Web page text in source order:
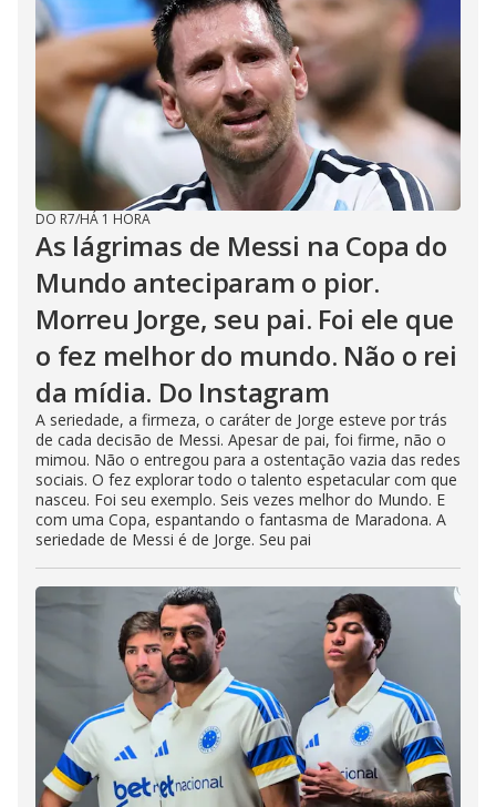
DO R7/HÁ 1 HORA
As lágrimas de Messi na Copa do
Mundo anteciparam o pior.
Morreu Jorge, seu pai. Foi ele que
o fez melhor do mundo. Não o rei
da mídia. Do Instagram
A seriedade, a firmeza, o caráter de Jorge esteve por trás
de cada decisão de Messi. Apesar de pai, foi firme, não o
mimou. Não o entregou para a ostentação vazia das redes
sociais. O fez explorar todo o talento espetacular com que
nasceu. Foi seu exemplo. Seis vezes melhor do Mundo. E
com uma Copa, espantando o fantasma de Maradona. A
seriedade de Messi é de Jorge. Seu pai